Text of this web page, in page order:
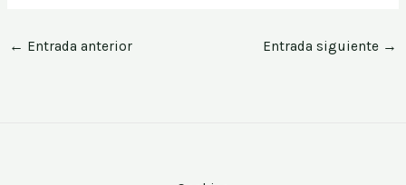
← Entrada anterior Entrada siguiente →